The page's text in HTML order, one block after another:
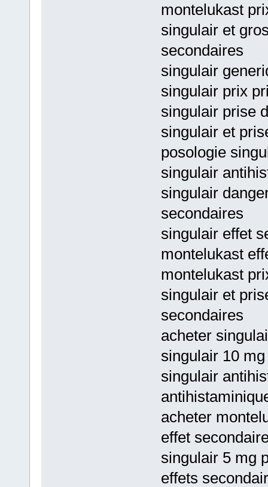
montelukast
singulair et
secondaires
singulair
singulair prix
singulair prise
singulair et
posologie
singulair
singulair
secondaires
singulair effet
montelukast
montelukast
singulair et
secondaires
acheter
singulair 10
singulair
acheter
effet
singulair 5 mg
effets